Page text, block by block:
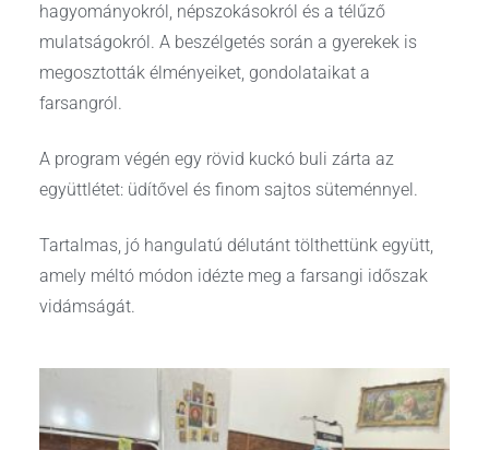
hagyományokról, népszokásokról és a télűző
mulatságokról. A beszélgetés során a gyerekek is
megosztották élményeiket, gondolataikat a
farsangról.
A program végén egy rövid kuckó buli zárta az
együttlétet: üdítővel és finom sajtos süteménnyel.
Tartalmas, jó hangulatú délutánt tölthettünk együtt,
amely méltó módon idézte meg a farsangi időszak
vidámságát.